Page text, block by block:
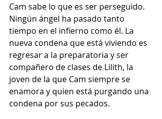
Cam sabe lo que es ser perseguido.
Ningún ángel ha pasado tanto
tiempo en el infierno como él. La
nueva condena que está viviendo es
regresar a la preparatoria y ser
compañero de clases de Lilith, la
joven de la que Cam siempre se
enamora y quien está purgando una
condena por sus pecados.